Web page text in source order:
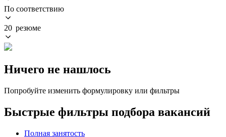
По соответствию
20 резюме
Ничего не нашлось
Попробуйте изменить формулировку или фильтры
Быстрые фильтры подбора вакансий
Полная занятость